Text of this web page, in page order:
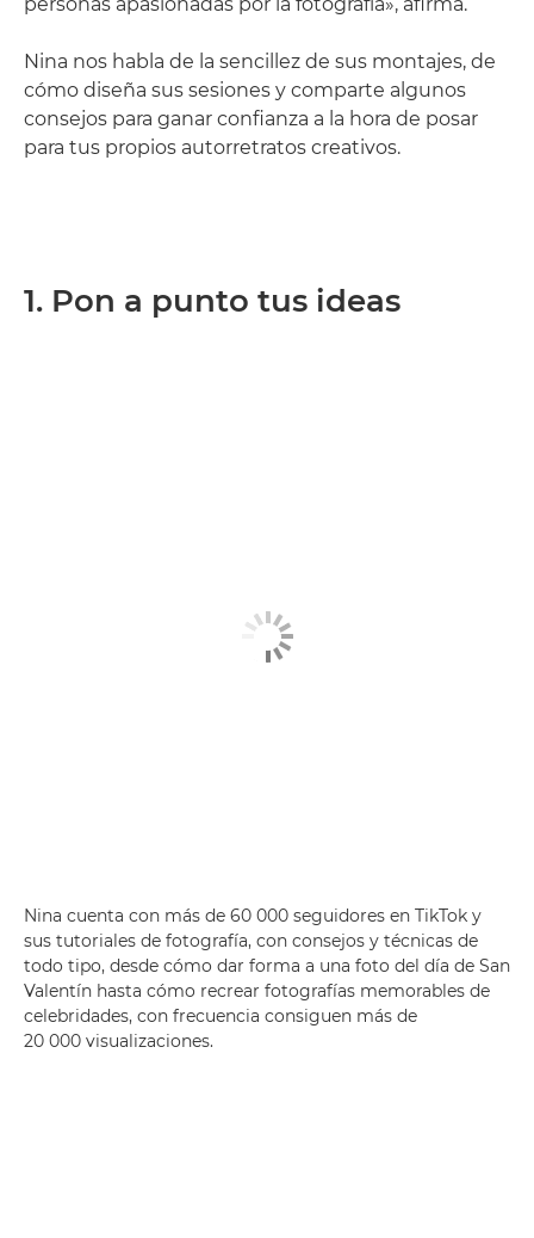
Nina nos habla de la sencillez de sus montajes, de
cómo diseña sus sesiones y comparte algunos
consejos para ganar confianza a la hora de posar
para tus propios autorretratos creativos.
1. Pon a punto tus ideas
Nina cuenta con más de 60 000 seguidores en TikTok y
sus tutoriales de fotografía, con consejos y técnicas de
todo tipo, desde cómo dar forma a una foto del día de San
Valentín hasta cómo recrear fotografías memorables de
celebridades, con frecuencia consiguen más de
20 000 visualizaciones.